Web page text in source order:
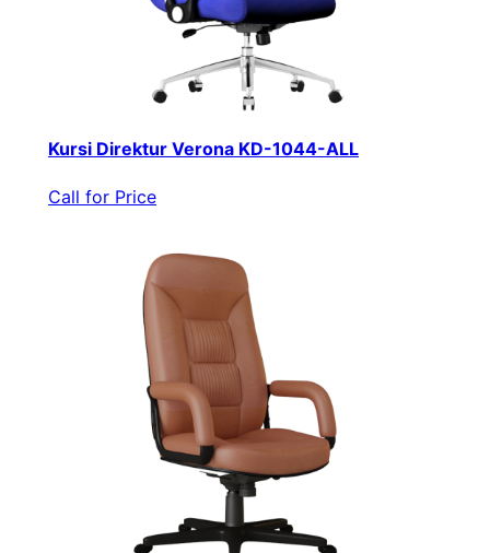
Kursi Direktur Verona KD-1044-ALL
Call for Price